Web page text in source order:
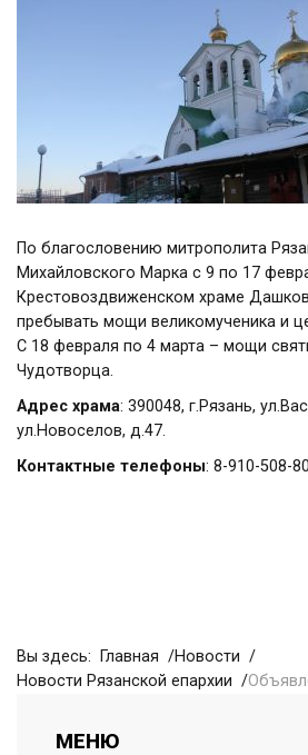
По благословению митрополита
Михайловского Марка с 9 по 17
Крестовоздвиженском храме
пребывать мощи великомученика и
С 18 февраля по 4 марта – мощи
Чудотворца.
Адрес храма: 390048, г.Рязань,
ул.Новоселов, д.47.
Контактные телефоны: 8-910-508-
Вы здесь: Главная
Новости
Новости Рязанской епархии
МЕНЮ